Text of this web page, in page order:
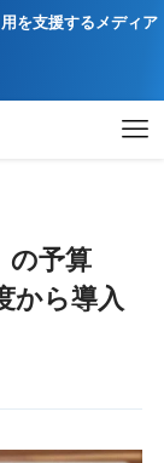
を支援するメディア
の予算
から導入